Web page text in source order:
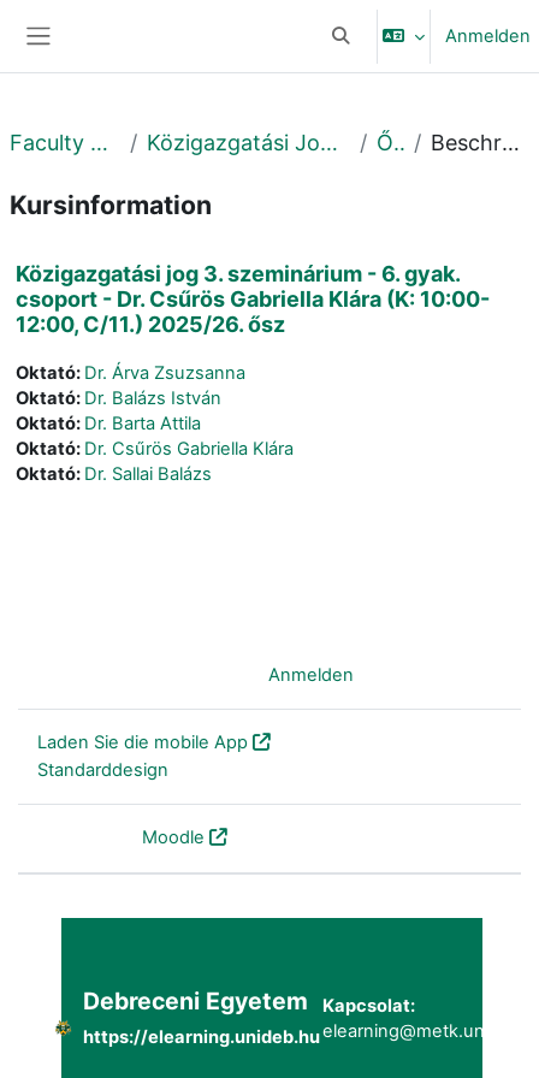
SucheingabeAnmelden
Faculty of Law Közigazgatási Jogi Tanszék Őszi Beschreibung
Kursinformation
Közigazgatási jog 3. szeminárium - 6. gyak.
csoport - Dr. Csűrös Gabriella Klára (K: 10:00-
12:00, C/11.) 2025/26. ősz
Oktató: Dr. Árva Zsuzsanna
Oktató: Dr. Balázs István
Oktató: Dr. Barta Attila
Oktató: Dr. Csűrös Gabriella Klára
Oktató: Dr. Sallai Balázs
Anmelden
Laden Sie die mobile App
Standarddesign
Moodle
Debreceni Egyetem
https://elearning.unideb.hu
Kapcsolat: